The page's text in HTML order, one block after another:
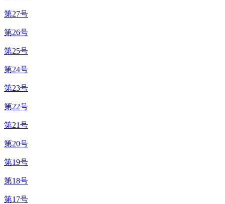
第27号
第26号
第25号
第24号
第23号
第22号
第21号
第20号
第19号
第18号
第17号